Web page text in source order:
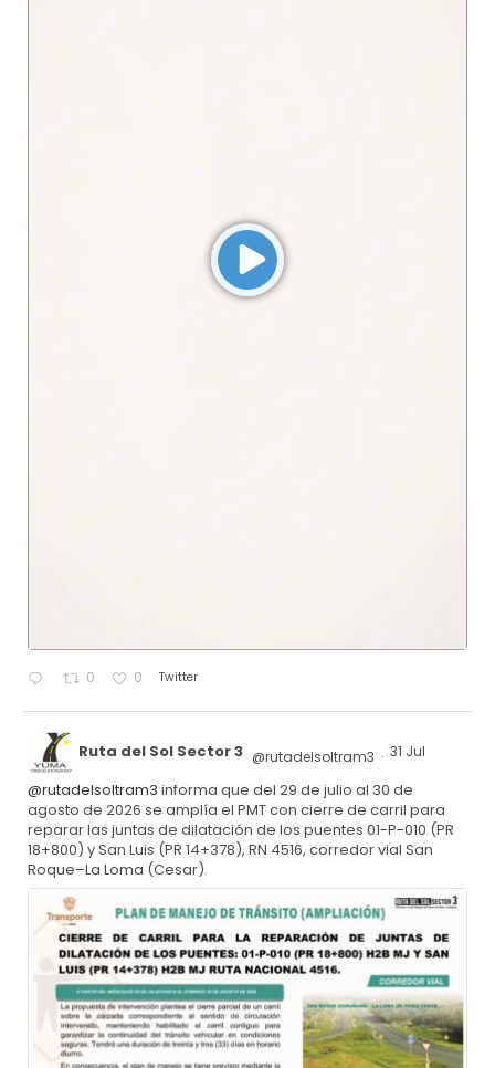
0 0 Twitter
Ruta del Sol Sector 3 @rutadelsoltram3 · 31 Jul
@rutadelsoltram3 informa que del 29 de julio al 30 de
agosto de 2026 se amplía el PMT con cierre de carril para
reparar las juntas de dilatación de los puentes 01-P-010 (PR
18+800) y San Luis (PR 14+378), RN 4516, corredor vial San
Roque–La Loma (Cesar).